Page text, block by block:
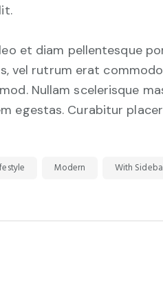
et diam pellentesque
vel rutrum erat
Nullam scelerisque
egestas. Curabitur
Modern With